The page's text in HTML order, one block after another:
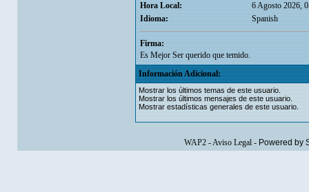
Hora Local:
6 Agosto 2026,
Idioma:
Spanish
Firma:
Es Mejor Ser querido que temido.
Información Adicional:
Mostrar los últimos temas de este usuario.
Mostrar los últimos mensajes de este usuario.
Mostrar estadísticas generales de este usuario.
WAP2-Aviso Legal- Powered by